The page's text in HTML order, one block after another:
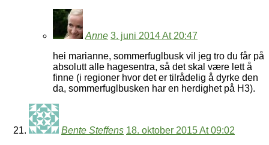
Anne 3. juni 2014 At 20:47
hei marianne, sommerfuglbusk vil jeg tro du får på
absolutt alle hagesentra, så det skal være lett å
finne (i regioner hvor det er tilrådelig å dyrke den
da, sommerfuglbusken har en herdighet på H3).
Bente Steffens 18. oktober 2015 At 09:02